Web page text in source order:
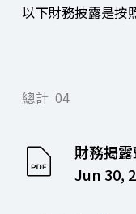
聯絡我們
以下財務披露是按
總計 04
財務揭
Jun 30,